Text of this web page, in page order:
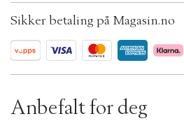
i
o
ID: ABSO98-0008
Sikker betaling på Magasin.no
Anbefalt for deg
Forrige